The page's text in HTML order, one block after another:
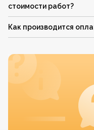
стоимости работ?
Как производится